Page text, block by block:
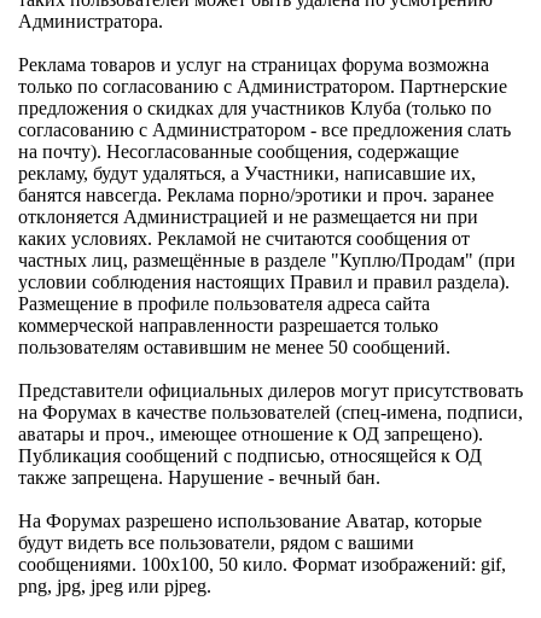
Администратора.
Реклама товаров и услуг на страницах форума возможна
только по согласованию с Администратором. Партнерские
предложения о скидках для участников Клуба (только по
согласованию с Администратором - все предложения слать
на почту). Несогласованные сообщения, содержащие
рекламу, будут удаляться, а Участники, написавшие их,
банятся навсегда. Реклама порно/эротики и проч. заранее
отклоняется Администрацией и не размещается ни при
каких условиях. Рекламой не считаются сообщения от
частных лиц, размещённые в разделе "Куплю/Продам" (при
условии соблюдения настоящих Правил и правил раздела).
Размещение в профиле пользователя адреса сайта
коммерческой направленности разрешается только
пользователям оставившим не менее 50 сообщений.
Представители официальных дилеров могут присутствовать
на Форумах в качестве пользователей (спец-имена, подписи,
аватары и проч., имеющее отношение к ОД запрещено).
Публикация сообщений с подписью, относящейся к ОД
также запрещена. Нарушение - вечный бан.
На Форумах разрешено использование Аватар, которые
будут видеть все пользователи, рядом с вашими
сообщениями. 100х100, 50 кило. Формат изображений: gif,
png, jpg, jpeg или pjpeg.